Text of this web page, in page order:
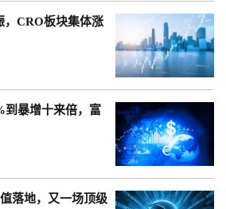
，CRO板块集体涨
到暴增十来倍，富
落地，又一场顶级